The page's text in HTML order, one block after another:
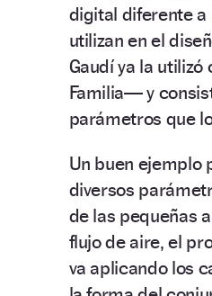
digital diferente a
utilizan en el
Gaudí ya la
Familia— y
parámetros que
Un buen ejemplo
diversos
de las pequeñas
flujo de aire, el
va aplicando los